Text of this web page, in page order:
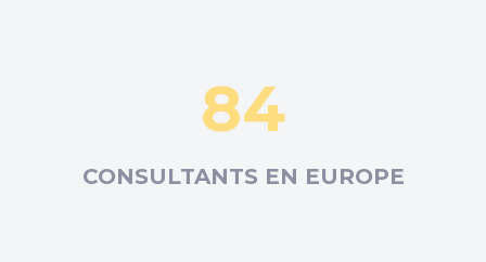
84
CONSULTANTS EN EUROPE